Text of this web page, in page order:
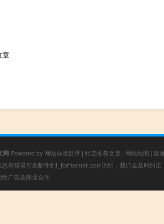
章
网 Powered by 网站分类目录 | 精选推荐文章 | 网站地图 | 疑
有错误可发邮件到f_fb#foxmail.com说明，我们会及时纠正
广告及商业合作